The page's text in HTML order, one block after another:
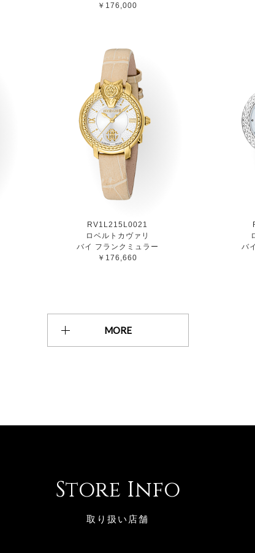
￥176,000
RV1L215L0021
ロベルトカヴァリ
バイ フランクミュラー
￥176,660
バ
MORE
Store Info
取り扱い店舗